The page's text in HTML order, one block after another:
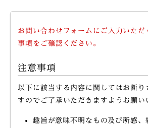
お問い合わせフォームにご入力いただ
事項をご確認ください。
注意事項
以下に該当する内容に関してはお断り
すのでご了承いただきますようお願い
趣旨が意味不明なもの及び所感、